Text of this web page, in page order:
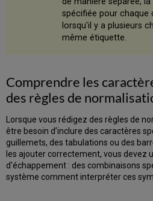
spécifiée pour chaque
lorsqu'il y a plusieurs
même étiquette.
Comprendre les
des règles de
Lorsque vous rédigez des règles de
être besoin d’inclure des caractères
guillemets, des tabulations ou des
les ajouter correctement, vous devez
d'échappement : des combinaisons
système comment interpréter ces